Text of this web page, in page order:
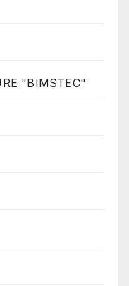
"BIMSTEC"